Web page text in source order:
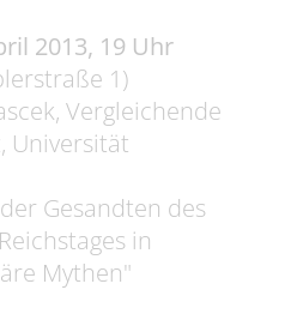
2013, 19 Uhr
1)
Vergleichende
Universität
Gesandten des
in
Mythen"